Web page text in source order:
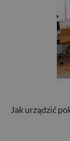
Jak urządzić